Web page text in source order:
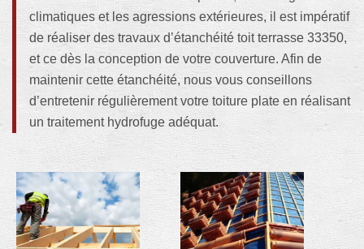
climatiques et les agressions extérieures, il est impératif
de réaliser des travaux d’étanchéité toit terrasse 33350,
et ce dès la conception de votre couverture. Afin de
maintenir cette étanchéité, nous vous conseillons
d’entretenir régulièrement votre toiture plate en réalisant
un traitement hydrofuge adéquat.